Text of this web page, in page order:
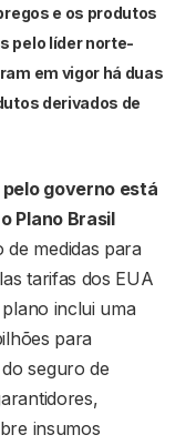
e os produtos
pelo líder norte-
em vigor há duas
derivados de
governo está
Plano Brasil
medidas para
tarifas dos EUA
inclui uma
para
seguro de
insumos